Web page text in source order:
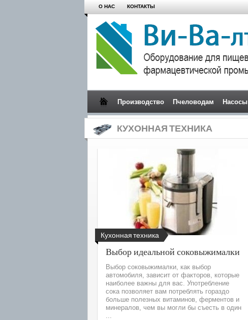
О НАС КОНТАКТЫ
Производство Пчеловодам Насосы
КУХОННАЯ ТЕХНИКА
Кухонная техника
Выбор идеальной соковыжималки
Выбор соковыжималки, как выбор
автомобиля, зависит от факторов, которые
наиболее важны для вас. Употребление
сока позволяет вам потреблять гораздо
больше полезных витаминов, ферментов и
минералов, чем вы могли бы съесть в один
...